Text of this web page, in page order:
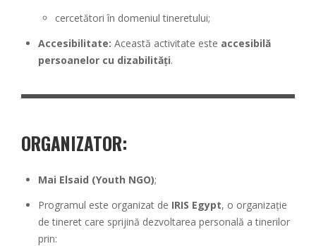
cercetători în domeniul tineretului;
Accesibilitate: Această activitate este accesibilă
persoanelor cu dizabilități.
ORGANIZATOR:
Mai Elsaid (Youth NGO);
Programul este organizat de IRIS Egypt, o organizație
de tineret care sprijină dezvoltarea personală a tinerilor
prin: